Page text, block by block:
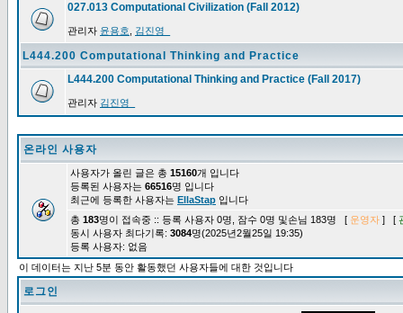
027.013 Computational Civilization (Fall 2012)
관리자 윤용호 김진영_
L444.200 Computational Thinking and Practice
L444.200 Computational Thinking and Practice (Fall 2017)
관리자 김진영_
온라인 사용자
사용자가 올린 글은 총 15160개 입니다
등록된 사용자는 66516명 입니다
최근에 등록한 사용자는 EllaStap 입니다
총 183명이 접속중 :: 등록 사용자 0명, 잠수 0명 및손님 183명 [ 운영자 ] [
동시 사용자 최다기록: 3084명(2025년2월25일 19:35)
등록 사용자: 없음
이 데이터는 지난 5분 동안 활동했던 사용자들에 대한 것입니다
로그인